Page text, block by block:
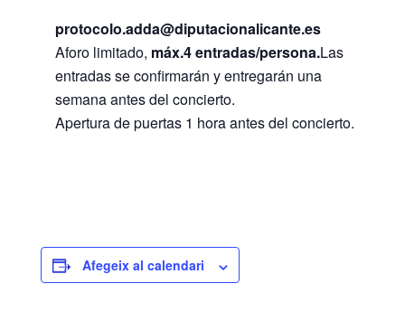
protocolo.adda@diputacionalicante.es
Aforo limitado, máx.4 entradas/persona.Las
entradas se confirmarán y entregarán una
semana antes del concierto.
Apertura de puertas 1 hora antes del concierto.
Afegeix al calendari